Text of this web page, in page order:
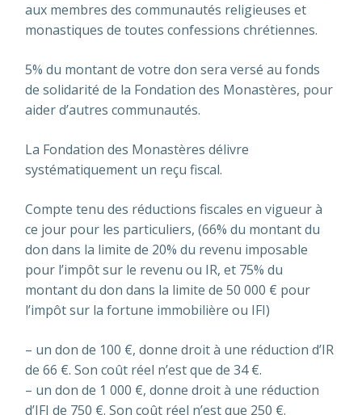
aux membres des communautés religieuses et
monastiques de toutes confessions chrétiennes.
5% du montant de votre don sera versé au fonds
de solidarité de la Fondation des Monastères, pour
aider d’autres communautés.
La Fondation des Monastères délivre
systématiquement un reçu fiscal.
Compte tenu des réductions fiscales en vigueur à
ce jour pour les particuliers, (66% du montant du
don dans la limite de 20% du revenu imposable
pour l’impôt sur le revenu ou IR, et 75% du
montant du don dans la limite de 50 000 € pour
l’impôt sur la fortune immobilière ou IFI)
– un don de 100 €, donne droit à une réduction d’IR
de 66 €. Son coût réel n’est que de 34 €.
– un don de 1 000 €, donne droit à une réduction
d’IFI de 750 €. Son coût réel n’est que 250 €.